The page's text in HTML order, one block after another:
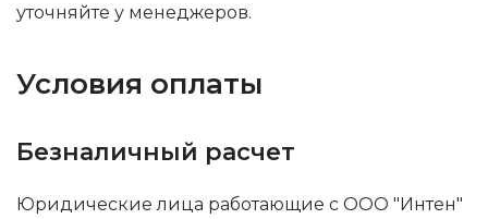
уточняйте у менеджеров.
Условия оплаты
Безналичный расчет
Юридические лица работающие с ООО "Интен"